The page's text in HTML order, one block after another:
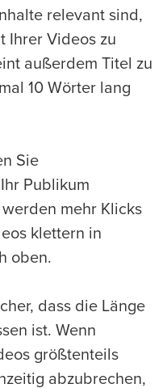
relevant sind,
Ihrer Videos zu
außerdem Titel zu
10 Wörter lang
Sie
Publikum
mehr Klicks
klettern in
oben.
dass die Länge
ist. Wenn
größtenteils
abzubrechen,